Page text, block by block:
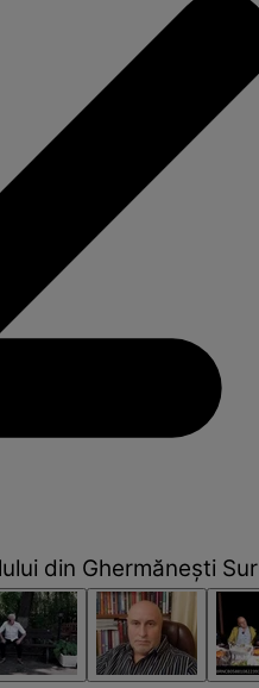
din Ghermănești